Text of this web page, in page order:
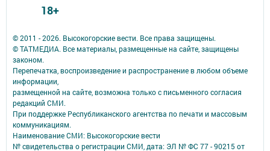
© 2011 - 2026. Высокогорские вести. Все права защищены.
© ТАТМЕДИА. Все материалы, размещенные на сайте, защищены
законом.
Перепечатка, воспроизведение и распространение в любом объеме
информации,
размещенной на сайте, возможна только с письменного согласия
редакций СМИ.
При поддержке Республиканского агентства по печати и массовым
коммуникациям.
Наименование СМИ: Высокогорские вести
№ свидетельства о регистрации СМИ, дата: ЭЛ № ФС 77 - 90215 от
18+